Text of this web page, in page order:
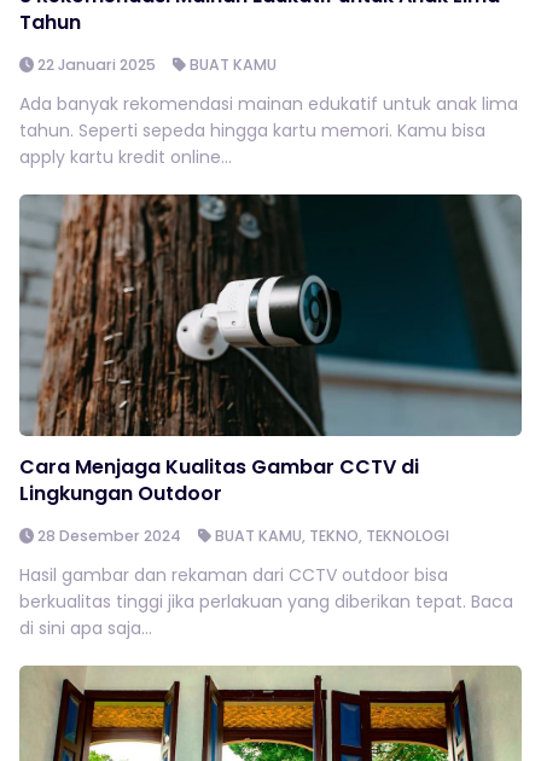
Tahun
22 Januari 2025 BUAT KAMU
Ada banyak rekomendasi mainan edukatif untuk anak lima
tahun. Seperti sepeda hingga kartu memori. Kamu bisa
apply kartu kredit online...
Cara Menjaga Kualitas Gambar CCTV di
Lingkungan Outdoor
28 Desember 2024 BUAT KAMU, TEKNO, TEKNOLOGI
Hasil gambar dan rekaman dari CCTV outdoor bisa
berkualitas tinggi jika perlakuan yang diberikan tepat. Baca
di sini apa saja...